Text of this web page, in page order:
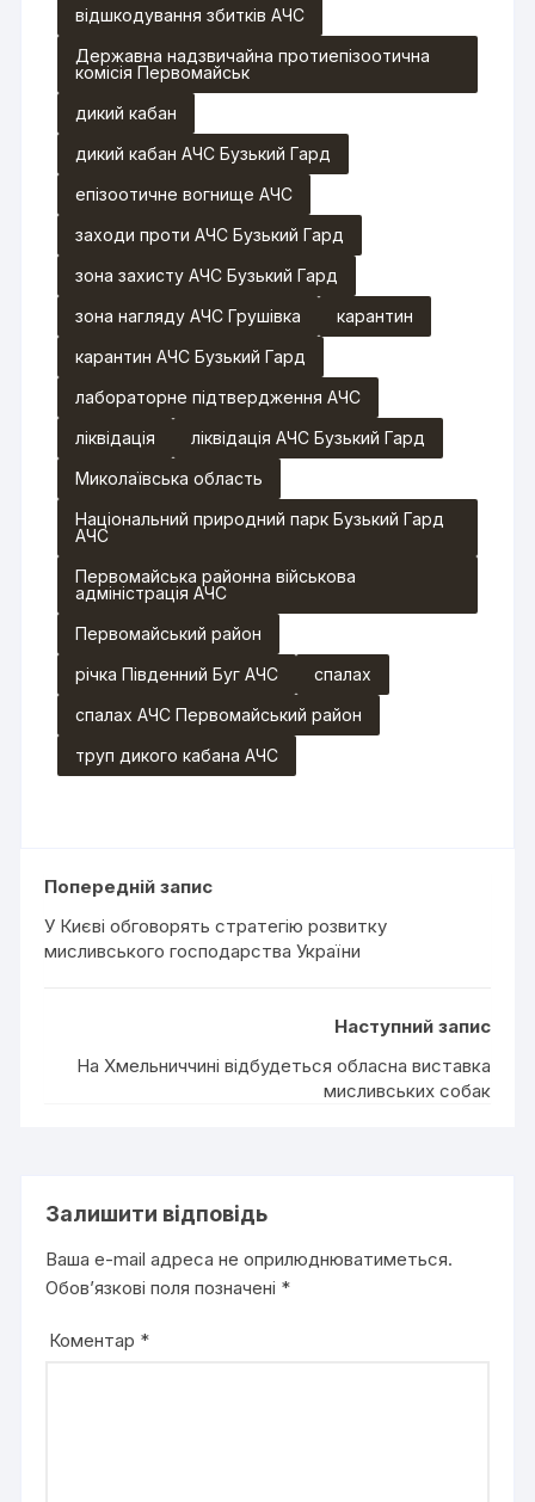
відшкодування збитків АЧС
Державна надзвичайна протиепізоотична
комісія Первомайськ
дикий кабан
дикий кабан АЧС Бузький Гард
епізоотичне вогнище АЧС
заходи проти АЧС Бузький Гард
зона захисту АЧС Бузький Гард
зона нагляду АЧС Грушівка
карантин
карантин АЧС Бузький Гард
лабораторне підтвердження АЧС
ліквідація
ліквідація АЧС Бузький Гард
Миколаївська область
Національний природний парк Бузький Гард
АЧС
Первомайська районна військова
адміністрація АЧС
Первомайський район
річка Південний Буг АЧС
спалах
спалах АЧС Первомайський район
труп дикого кабана АЧС
Попередній запис
У Києві обговорять стратегію розвитку
мисливського господарства України
Наступний запис
На Хмельниччині відбудеться обласна виставка
мисливських собак
Залишити відповідь
Ваша e-mail адреса не оприлюднюватиметься.
Обов’язкові поля позначені *
Коментар *